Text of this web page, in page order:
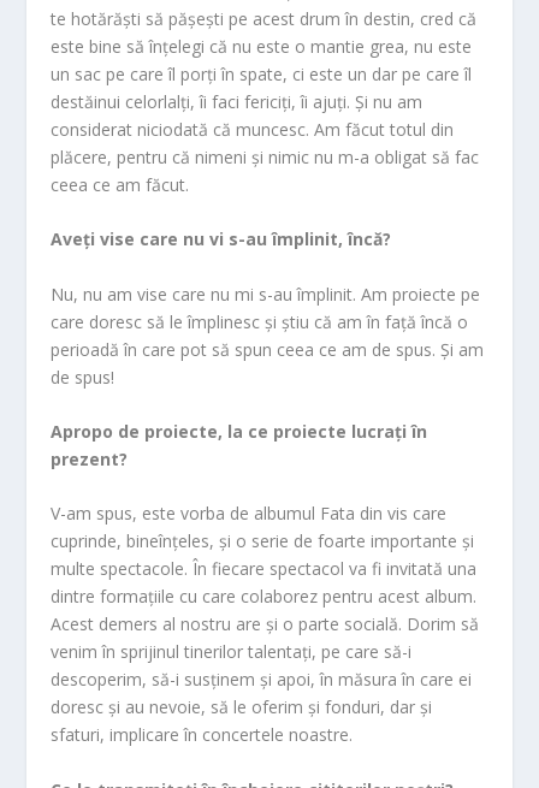
te hotărăști să pășești pe acest drum în destin, cred că
este bine să înțelegi că nu este o mantie grea, nu este
un sac pe care îl porți în spate, ci este un dar pe care îl
destăinui celorlalți, îi faci fericiți, îi ajuți. Și nu am
considerat niciodată că muncesc. Am făcut totul din
plăcere, pentru că nimeni și nimic nu m-a obligat să fac
ceea ce am făcut.
Aveți vise care nu vi s-au împlinit, încă?
Nu, nu am vise care nu mi s-au împlinit. Am proiecte pe
care doresc să le împlinesc și știu că am în față încă o
perioadă în care pot să spun ceea ce am de spus. Și am
de spus!
Apropo de proiecte, la ce proiecte lucrați în
prezent?
V-am spus, este vorba de albumul Fata din vis care
cuprinde, bineînțeles, și o serie de foarte importante și
multe spectacole. În fiecare spectacol va fi invitată una
dintre formațiile cu care colaborez pentru acest album.
Acest demers al nostru are și o parte socială. Dorim să
venim în sprijinul tinerilor talentați, pe care să-i
descoperim, să-i susținem și apoi, în măsura în care ei
doresc și au nevoie, să le oferim și fonduri, dar și
sfaturi, implicare în concertele noastre.